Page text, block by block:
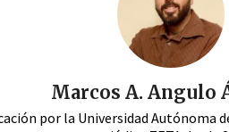
Marcos A. Angulo
por la Universidad Autónoma